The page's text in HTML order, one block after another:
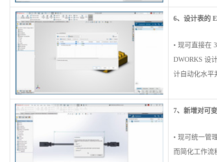
6、设计表的
• 现可直接在
DWORKS 设
计自动化水平
7、新增对可
• 现可统一管
而简化工作流